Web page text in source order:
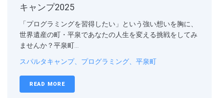
キャンプ2025
「プログラミングを習得したい」という強い想いを胸に、
世界遺産の町・平泉であなたの人生を変える挑戦をしてみ
ませんか？平泉町...
スパルタキャンプ、プログラミング、平泉町
READ MORE